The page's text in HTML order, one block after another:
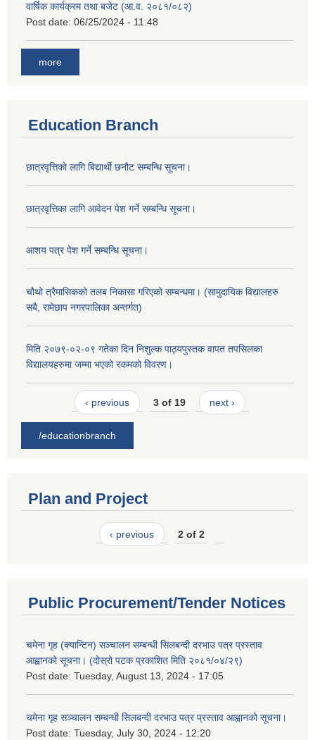
वार्षिक कार्यक्रम तथा बजेट (आ.व. २०८१/०८२)
Post date: 06/25/2024 - 11:48
more
Education Branch
छात्रवृत्तिको लागि बिद्यार्थी छनौट सम्बन्धि सूचना।
छात्रवृत्तिका लागि आवेदन पेश गर्ने सम्बन्धि सूचना।
आशय पत्र पेश गर्ने सम्बन्धि सूचना।
चौथो त्रैमासिकको तलब निकासा गरिएको सम्बन्धमा। (सामुदायिक विद्यालहरु
सबै, रामेछाप नगरपालिका अन्तर्गत)
मिति २०७९-०२-०९ गतेका दिन निशुल्क पाठ्यपुस्तक वापत तपसिलका
विद्यालयहरुमा जम्मा भएको रकमको विवरण।
‹ previous 3 of 19 next ›
/educationbranch
Plan and Project
‹ previous 2 of 2
Public Procurement/Tender Notices
चमेना गृह (क्यान्टिन) सञ्चालन सम्बन्धी सिलबन्दी दरभाउ पत्र प्रस्ताव
आह्वानको सूचना। (दोस्रो पटक प्रकाशित मिति २०८१/०४/२९)
Post date: Tuesday, August 13, 2024 - 17:05
चमेना गृह सञ्चालन सम्बन्धी सिलबन्दी दरभाउ पत्र प्रस्ताव आह्वानको सूचना।
Post date: Tuesday, July 30, 2024 - 12:20